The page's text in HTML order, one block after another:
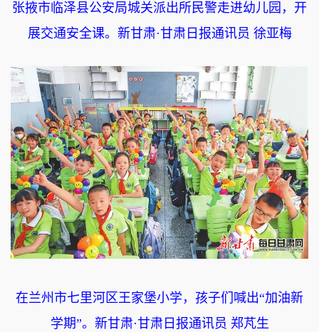
张掖市临泽县公安局城关派出所民警走进幼儿园，开
展交通安全课。新甘肃·甘肃日报通讯员 徐亚梅
在兰州市七里河区王家堡小学，孩子们喊出“加油新
学期”。新甘肃·甘肃日报通讯员 郑芃生